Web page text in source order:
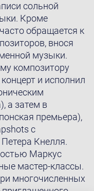
сольной
Кроме
обращается к
внося
музыки.
композитору
и исполнил
а затем в
премьера),
с
Кнелля.
Маркус
мастер-классы.
многочисленных